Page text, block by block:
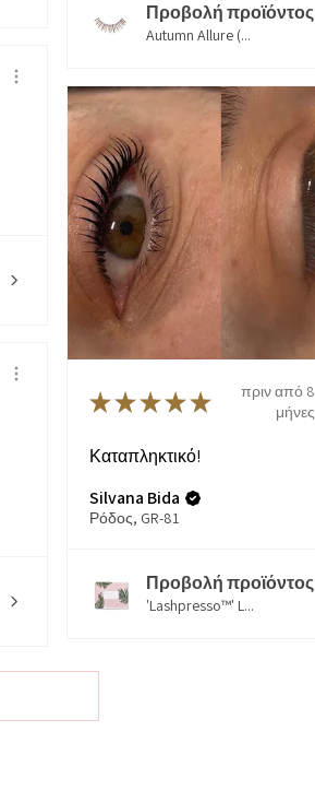
Προβολή προϊόντος
Autumn Allure (...
★★★★★
πριν από 8
μήνες
Καταπληκτικό!
Silvana Bida
Ρόδος, GR-81
Προβολή προϊόντος
'Lashpresso™' L...